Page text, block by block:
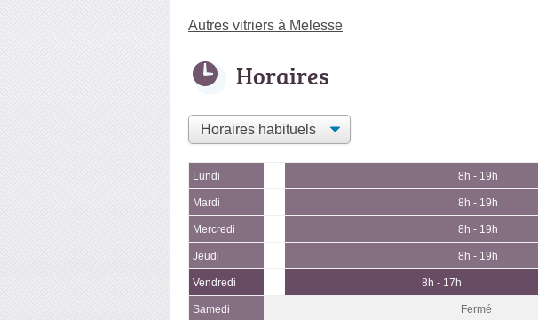
Autres vitriers à Melesse
Horaires
Lundi 8h - 19h
Mardi 8h - 19h
Mercredi 8h - 19h
Jeudi 8h - 19h
Vendredi 8h - 17h
Samedi Fermé